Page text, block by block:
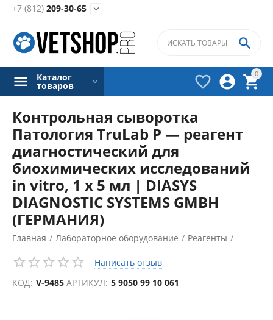
+7 (812) 209-30-65 
0




Каталог
товаров
Контрольная сыворотка
Патология TruLab P — реагент
диагностический для
биохимических исследований
in vitro, 1 х 5 мл | DIASYS
DIAGNOSTIC SYSTEMS GMBH
(ГЕРМАНИЯ)
Главная / Лабораторное оборудование / Реагенты /
Биохимические реагенты /
Написать отзыв
КОД: V-9485 АРТИКУЛ: 5 9050 99 10 061